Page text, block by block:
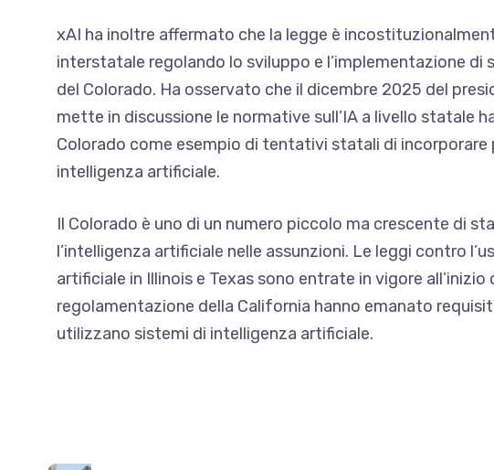
xAI ha inoltre affermato che la legge è
interstatale regolando lo sviluppo e l’implementazione
del Colorado. Ha osservato che il dicembre 2025 del
mette in discussione le normative sull’IA a livello statale
Colorado come esempio di tentativi statali di incorporare
intelligenza artificiale.
Il Colorado è uno di un numero piccolo ma crescente di
l’intelligenza artificiale nelle assunzioni. Le leggi contro
artificiale in Illinois e Texas sono entrate in vigore
regolamentazione della California hanno emanato
utilizzano sistemi di intelligenza artificiale.